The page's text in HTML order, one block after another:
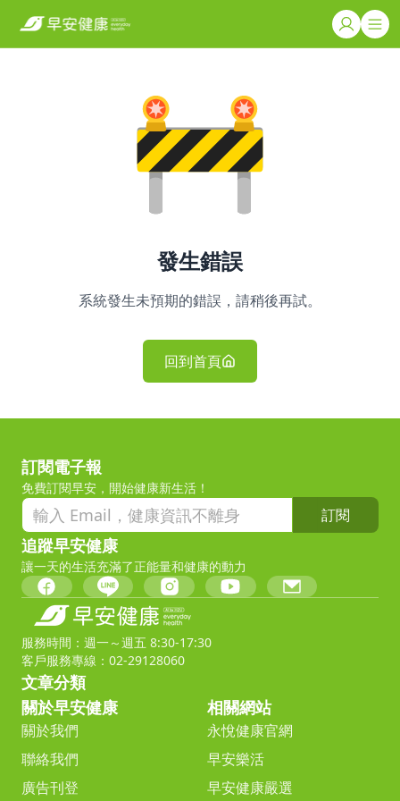
發生錯誤
系統發生未預期的錯誤，請稍後再試。
回到首頁
訂閱電子報
免費訂閱早安，開始健康新生活！
訂閱
追蹤早安健康
讓一天的生活充滿了正能量和健康的動力
服務時間：週一～週五 8:30-17:30
客戶服務專線：02-29128060
文章分類
關於早安健康
關於我們
聯絡我們
廣告刊登
相關網站
永悅健康官網
早安樂活
早安健康嚴選